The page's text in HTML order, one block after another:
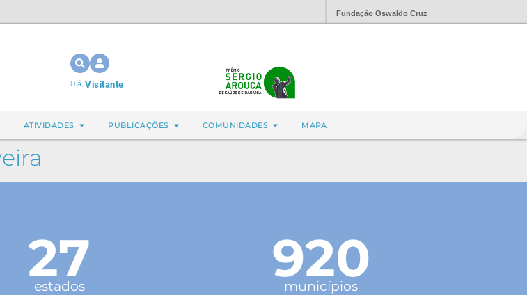
Fundação Oswaldo Cruz
Olá,Visitante
ATIVIDADES PUBLICAÇÕES COMUNIDADES MAPA
27
estados 920
municípios